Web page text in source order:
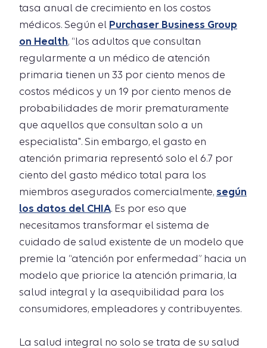
tasa anual de crecimiento en los costos
médicos. Según el Purchaser Business Group
on Health, “los adultos que consultan
regularmente a un médico de atención
primaria tienen un 33 por ciento menos de
costos médicos y un 19 por ciento menos de
probabilidades de morir prematuramente
que aquellos que consultan solo a un
especialista". Sin embargo, el gasto en
atención primaria representó solo el 6.7 por
ciento del gasto médico total para los
miembros asegurados comercialmente, según
los datos del CHIA. Es por eso que
necesitamos transformar el sistema de
cuidado de salud existente de un modelo que
premie la “atención por enfermedad” hacia un
modelo que priorice la atención primaria, la
salud integral y la asequibilidad para los
consumidores, empleadores y contribuyentes.
La salud integral no solo se trata de su salud